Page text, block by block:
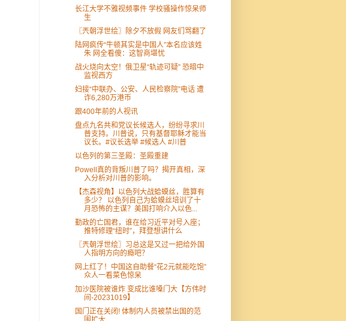
长江大学不雅视频事件 学校骚操作惊呆师
生
〖兲朝浮世绘〗除夕不放假 网友们骂翻了
陆网疯传“牛顿其实是中国人”本名应该姓
朱 网全看傻：这智商堪忧
战火烧向太空！俄卫星“轨迹可疑” 恐暗中
监视西方
妇接“中联办、公安、人民检察院”电话 遭
诈6,280万港币
跟400年前的人视讯
盘点九名共和党议长候选人，纷纷寻求川
普支持。川普说，只有基督耶稣才能当
议长。#议长选举 #候选人 #川普
以色列的第三圣殿：圣殿重建
Powell真的背叛川普了吗？揭开真相，深
入分析对川普的影响。
【杰森视角】以色列大战蛤蟆丝，胜算有
多少？ 以色列自己为蛤蟆丝培训了十
月恐怖的主谋？美国打响介入以色...
勤政的亡国君，谁在给习近平对号入座；
推特修理“纽时”，拜登想讲什么
〖兲朝浮世绘〗习总这是又过一把给外国
人指明方向的瘾吧？
网上红了！中国这自助餐“花2元就能吃饱”
众人一看菜色惊呆
加沙医院被谁炸 变成比谁嗓门大【方伟时
间-20231019】
国门正在关闭! 体制内人员被禁出国的范